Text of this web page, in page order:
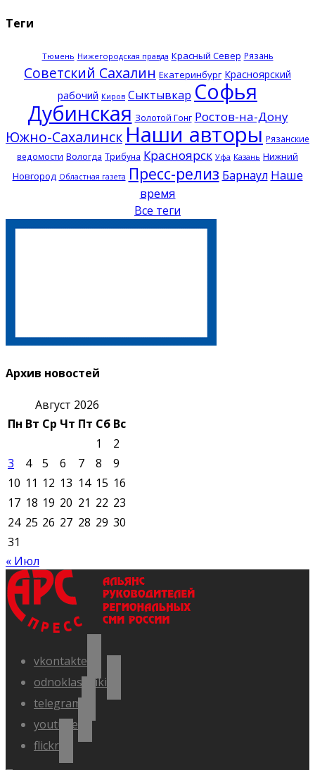
Теги
Тюмень Нижегородская правда Красный Север Рязань
Советский Сахалин Екатеринбург Красноярский
рабочий Киров Сыктывкар Софья
Дубинская Золотой Гонг Ростов-на-Дону
Южно-Сахалинск Наши авторы Рязанские
ведомости Вологда Трибуна Красноярск Уфа Казань Нижний
Новгород Областная газета Пресс-релиз Барнаул Наше
время
Все теги
Архив новостей
Август 2026
Пн Вт Ср Чт Пт Сб Вс
1
2
3
4 5 6 7 8
9
10 11 12 13 14 15 16
17 18 19 20 21 22 23
24 25 26 27 28 29 30
31
« Июл
vkontakte
odnoklassniki
telegram
youtube
flickr